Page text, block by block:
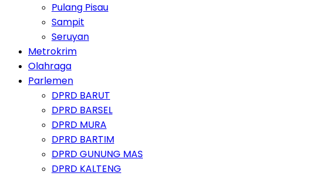
Pulang Pisau
Sampit
Seruyan
Metrokrim
Olahraga
Parlemen
DPRD BARUT
DPRD BARSEL
DPRD MURA
DPRD BARTIM
DPRD GUNUNG MAS
DPRD KALTENG